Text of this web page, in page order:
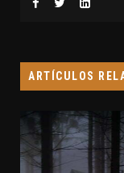
ARTÍCULOS